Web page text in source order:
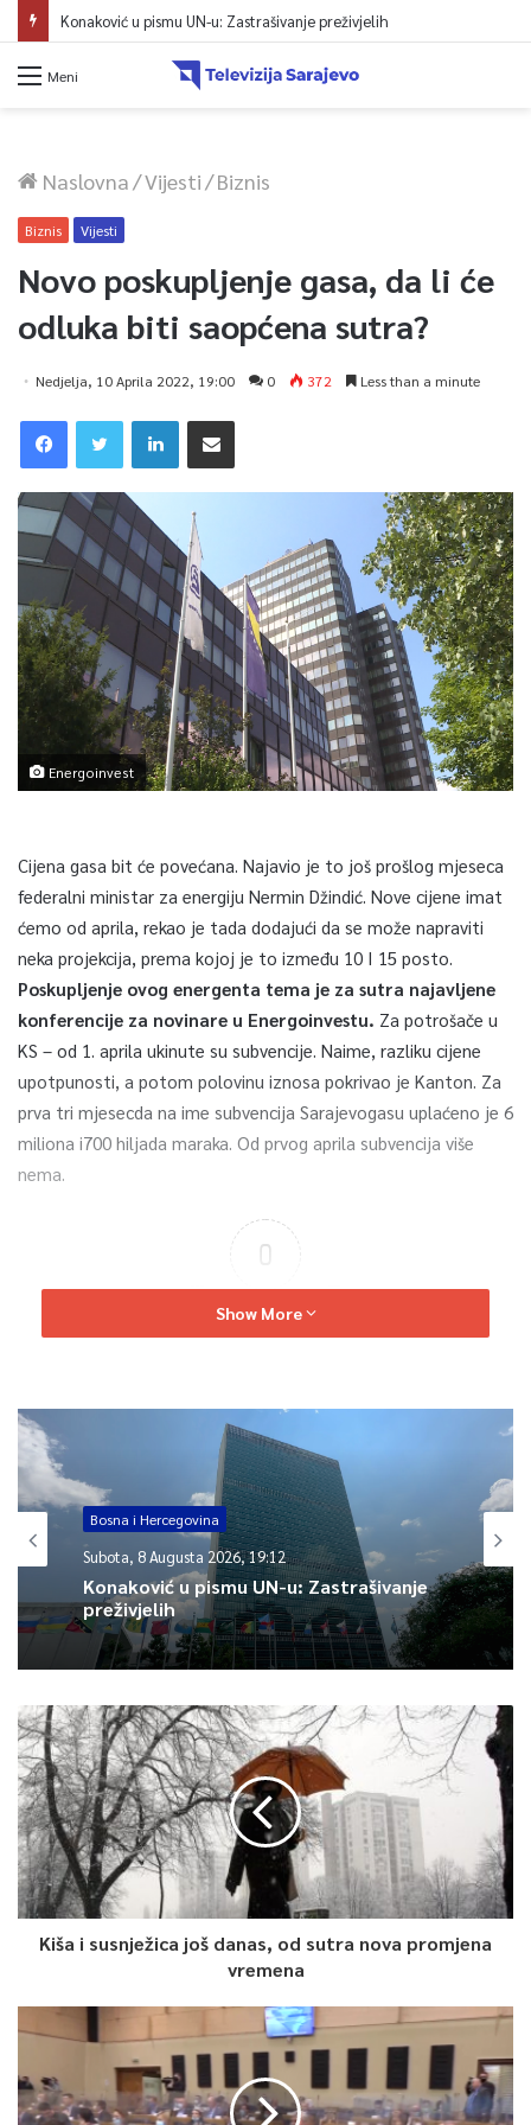
Konaković u pismu UN-u: Zastrašivanje preživjelih
Meni
Naslovna/Vijesti/Biznis
Biznis Vijesti
Novo poskupljenje gasa, da li će
odluka biti saopćena sutra?
Nedjelja, 10 Aprila 2022, 19:00 0 372 Less than a minute
Energoinvest
Cijena gasa bit će povećana. Najavio je to još prošlog mjeseca
federalni ministar za energiju Nermin Džindić. Nove cijene imat
ćemo od aprila, rekao je tada dodajući da se može napraviti
neka projekcija, prema kojoj je to između 10 I 15 posto.
Poskupljenje ovog energenta tema je za sutra najavljene
konferencije za novinare u Energoinvestu. Za potrošače u
KS – od 1. aprila ukinute su subvencije. Naime, razliku cijene
upotpunosti, a potom polovinu iznosa pokrivao je Kanton. Za
prva tri mjesecda na ime subvencija Sarajevogasu uplaćeno je 6
miliona i700 hiljada maraka. Od prvog aprila subvencija više
nema.
0
Article Rating
Show More
Bosna i Hercegovina
Subota, 8 Augusta 2026, 19:12
Konaković u pismu UN-u: Zastrašivanje
preživjelih
Kiša i susnježica još danas, od sutra nova promjena
vremena